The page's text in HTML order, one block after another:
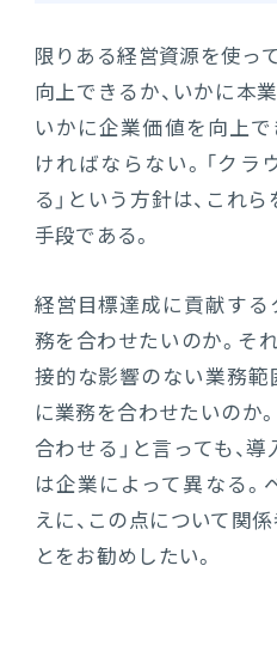
限りある経営資源を使っ
向上できるか、いかに本
いかに企業価値を向上
ければならない。「クラ
る」という方針は、これ
手段である。
経営目標達成に貢献する
務を合わせたいのか。そ
接的な影響のない業務範
に業務を合わせたいのか
合わせる」と言っても、
は企業によって異なる。
えに、この点について関
とをお勧めしたい。